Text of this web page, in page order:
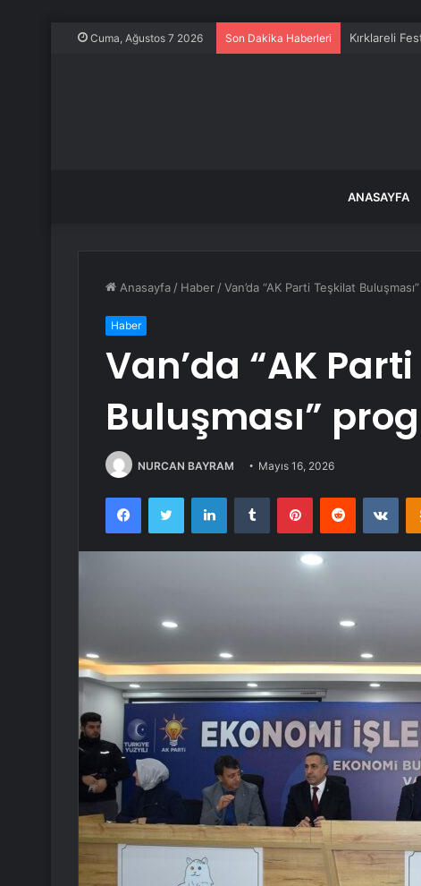
Cuma, Ağustos 7 2026 Son Dakika Haberleri Kırklareli
ANASAYFA
Anasayfa / Haber /Van’da “AK Parti Teşkilat
Haber
Van’da “AK
Buluşması”
NURCAN BAYRAM Mayıs 16, 2026
FacebookTwitter LinkedInTumblr PinterestReddit